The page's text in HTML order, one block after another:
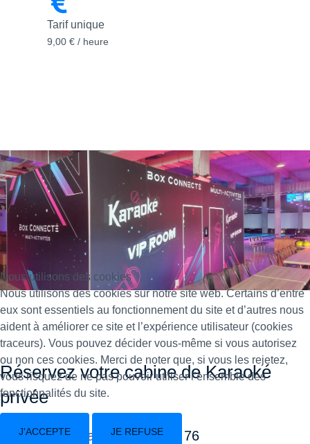
Tarif unique
9,00 € / heure
Réservez votre cabine de Karaoké
privée
Appelez nous au 04 78 58 42 76
Nous utilisons des cookies
Nous utilisons des cookies sur notre site web. Certains d’entre
eux sont essentiels au fonctionnement du site et d’autres nous
aident à améliorer ce site et l’expérience utilisateur (cookies
traceurs). Vous pouvez décider vous-même si vous autorisez
ou non ces cookies. Merci de noter que, si vous les rejetez,
vous risquez de ne pas pouvoir utiliser l’ensemble des
fonctionnalités du site.
J'ACCEPTE JE REFUSE